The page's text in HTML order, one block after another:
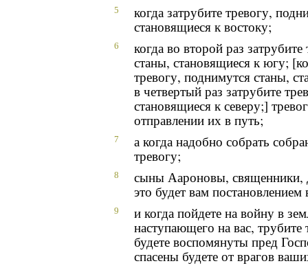
5
когда затрубите тревогу,
становящиеся к востоку;
6
когда во второй раз
станы, становящиеся к югу;
тревогу, поднимутся станы,
в четвертый раз затрубите
становящиеся к северу;]
отправлении их в путь;
7
а когда надобно собрать
тревогу;
8
сыны Аароновы, священники,
это будет вам
9
и когда пойдете на войну в
наступающего на вас,
будете воспомянуты пред
спасены будете от врагов